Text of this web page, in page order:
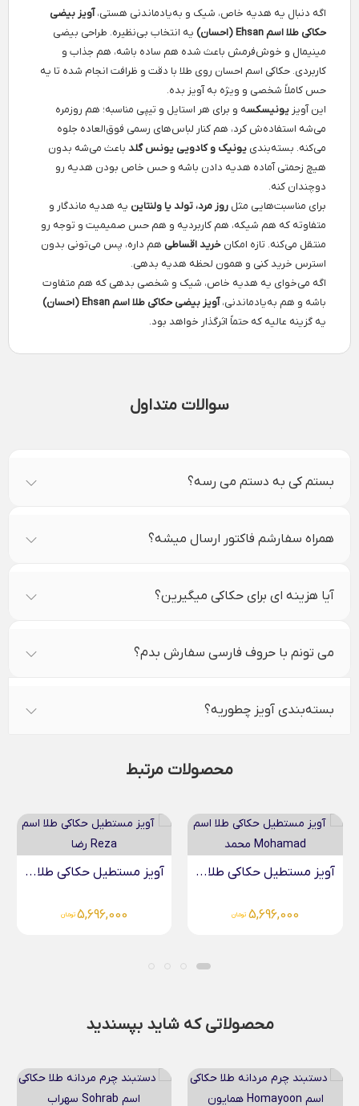
اگه دنبال یه هدیه خاص، شیک و به‌یادماندنی هستی،آویز بیضی
حکاکی طلا اسم Ehsan (احسان)
یه انتخاب بی‌نظیره. طراحی بیضی
مینیمال و خوش‌فرمش باعث شده هم ساده باشه، هم جذاب و
کاربردی. حکاکی اسم احسان روی طلا با دقت و ظرافت انجام شده تا یه
حس کاملاً شخصی و ویژه به آویز بده.
این آویز یونیسکسه و برای هر استایل و تیپی مناسبه؛ هم روزمره
می‌شه استفاده‌ش کرد، هم کنار لباس‌های رسمی فوق‌العاده جلوه
می‌کنه. بسته‌بندی یونیک و کادویی یونس گلد باعث می‌شه بدون
هیچ زحمتی آماده هدیه دادن باشه و حس خاص بودن هدیه رو
دوچندان کنه.
برای مناسبت‌هایی مثل روز مرد، تولد یا ولنتاین یه هدیه ماندگار و
متفاوته که هم شیکه، هم کاربردیه و هم حس صمیمیت و توجه رو
منتقل می‌کنه. تازه امکان خرید اقساطی هم داره، پس می‌تونی بدون
استرس خرید کنی و همون لحظه هدیه بدهی.
اگه می‌خوای یه هدیه خاص، شیک و شخصی بدهی که هم متفاوت
باشه و هم به‌یادماندنی،آویز بیضی حکاکی طلا اسم Ehsan (احسان)
یه گزینه عالیه که حتماً اثرگذار خواهد بود.
سوالات متداول
بستم کی به دستم می رسه؟
همراه سفارشم فاکتور ارسال میشه؟
آیا هزینه ای برای حکاکی میگیرین؟
می تونم با حروف فارسی سفارش بدم؟
بسته‌بندی آویز چطوریه؟
محصولات مرتبط
آویز مستطیل حکاکی طلا...
5,696,000 تومان
آویز مستطیل حکاکی طلا...
5,696,000 تومان
محصولاتی که شاید بپسندید